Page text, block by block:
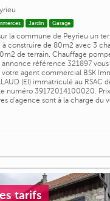
Jardin Garage
la commune de Peyrieu un
à construire de 80m2 avec 3
de terrain. Chauffage
référence 321897 vous
votre agent commercial BSK
(EI) immatriculé au RSAC
numéro 39172014100020.
d'agence sont à la charge du
tarifs